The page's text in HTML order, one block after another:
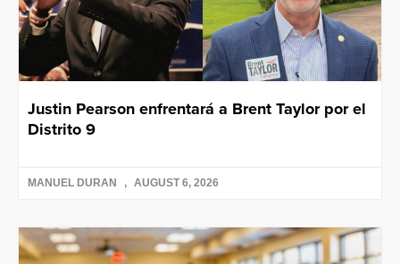
Justin Pearson enfrentará a Brent Taylor por el
Distrito 9
MANUEL DURAN AUGUST 6, 2026